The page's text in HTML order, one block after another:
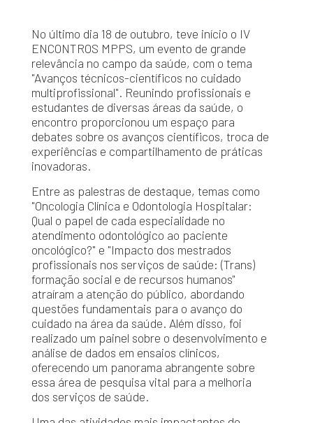
No último dia 18 de outubro, teve início o IV
ENCONTROS MPPS, um evento de grande
relevância no campo da saúde, com o tema
"Avanços técnicos-científicos no cuidado
multiprofissional". Reunindo profissionais e
estudantes de diversas áreas da saúde, o
encontro proporcionou um espaço para
debates sobre os avanços científicos, troca de
experiências e compartilhamento de práticas
inovadoras.
Entre as palestras de destaque, temas como
"Oncologia Clínica e Odontologia Hospitalar:
Qual o papel de cada especialidade no
atendimento odontológico ao paciente
oncológico?" e "Impacto dos mestrados
profissionais nos serviços de saúde: (Trans)
formação social e de recursos humanos"
atraíram a atenção do público, abordando
questões fundamentais para o avanço do
cuidado na área da saúde. Além disso, foi
realizado um painel sobre o desenvolvimento e
análise de dados em ensaios clínicos,
oferecendo um panorama abrangente sobre
essa área de pesquisa vital para a melhoria
dos serviços de saúde.